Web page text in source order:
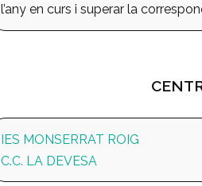
l’any en curs i superar la
IES MONSERRAT ROIG
C.C. LA DEVESA